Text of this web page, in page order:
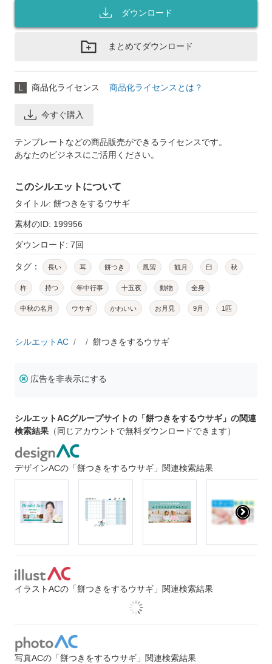
ダウンロード
まとめてダウンロード
L 商品化ライセンス 商品化ライセンスとは？
今すぐ購入
テンプレートなどの商品販売ができるライセンスです。
あなたのビジネスにご活用ください。
このシルエットについて
タイトル: 餅つきをするウサギ
素材のID: 199956
ダウンロード: 7回
タグ： 長い 耳 餅つき 風習 観月 臼 秋
杵 持つ 年中行事 十五夜 動物 全身
中秋の名月 ウサギ かわいい お月見 9月 1匹
シルエットAC 餅つきをするウサギ
広告を非表示にする
シルエットACグループサイトの「餅つきをするウサギ」の関連
検索結果 （同じアカウントで無料ダウンロードできます）
デザインACの「餅つきをするウサギ」関連検索結果
イラストACの「餅つきをするウサギ」関連検索結果
写真ACの「餅つきをするウサギ」関連検索結果